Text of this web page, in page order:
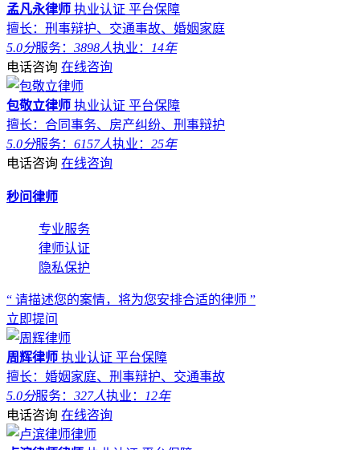
孟凡永律师 执业认证 平台保障
擅长：刑事辩护、交通事故、婚姻家庭
5.0分服务： 3898人执业：
14年
电话咨询 在线咨询
包敬立律师 执业认证 平台保障
擅长：合同事务、房产纠纷、刑事辩护
5.0分服务： 6157人执业： 25年
电话咨询 在线咨询
秒问律师
专业服务
律师认证
隐私保护
“ 请描述您的案情，将为您安排合适的律师 ”
立即提问
周辉律师 执业认证 平台保障
擅长：婚姻家庭、刑事辩护、交通事故
5.0分服务： 327人执业：
12年
电话咨询 在线咨询